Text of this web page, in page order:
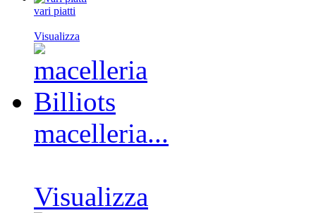
vari piatti
Visualizza
macelleria...
Visualizza